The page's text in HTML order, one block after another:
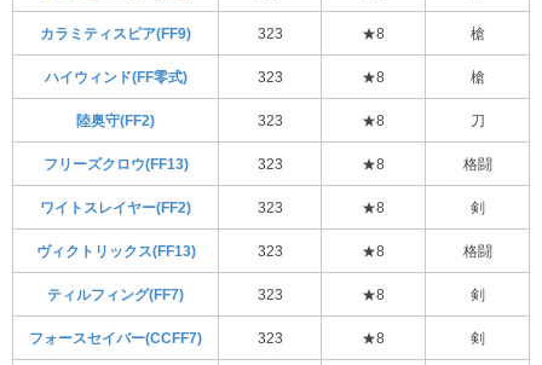
カラミティスピア(FF9) 323 ★8 槍
ハイウィンド(FF零式) 323 ★8 槍
陸奥守(FF2) 323 ★8 刀
フリーズクロウ(FF13) 323 ★8 格闘
ワイトスレイヤー(FF2) 323 ★8 剣
ヴィクトリックス(FF13) 323 ★8 格闘
ティルフィング(FF7) 323 ★8 剣
フォースセイバー(CCFF7) 323 ★8 剣